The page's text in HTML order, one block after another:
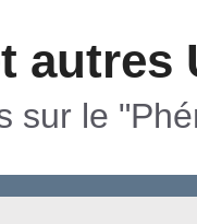
autres
sur le